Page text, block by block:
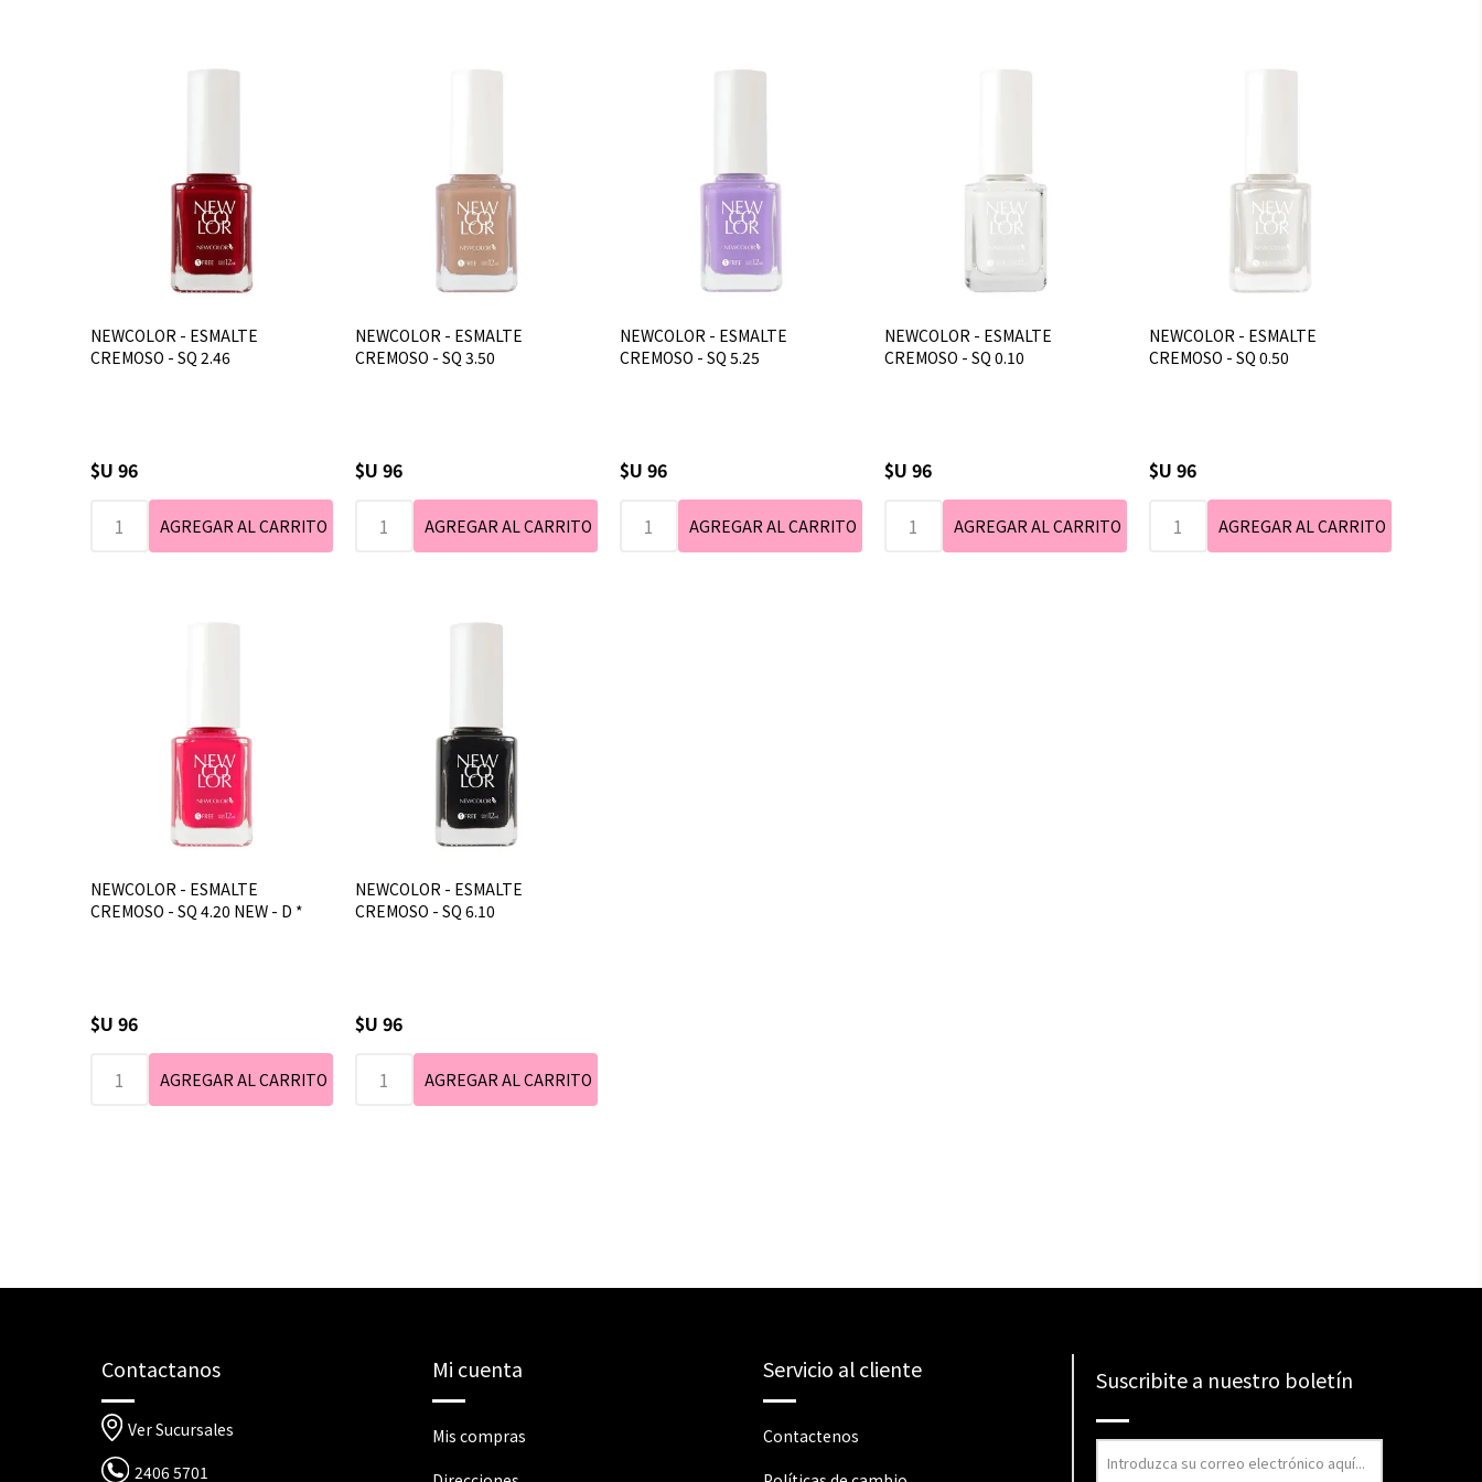
NEWCOLOR - ESMALTE
CREMOSO - SQ 2.46
$U 96
NEWCOLOR - ESMALTE
CREMOSO - SQ 3.50
$U 96
NEWCOLOR - ESMALTE
CREMOSO - SQ 5.25
$U 96
NEWCOLOR - ESMALTE
CREMOSO - SQ 0.10
$U 96
NEWCOLOR - ESMALTE
CREMOSO - SQ 0.50
$U 96
NEWCOLOR - ESMALTE
CREMOSO - SQ 4.20 NEW - D *
$U 96
NEWCOLOR - ESMALTE
CREMOSO - SQ 6.10
$U 96
Contactanos
Ver Sucursales
2406 5701
Mi cuenta
Mis compras
Servicio al cliente
Contactenos
Suscribite a nuestro boletín